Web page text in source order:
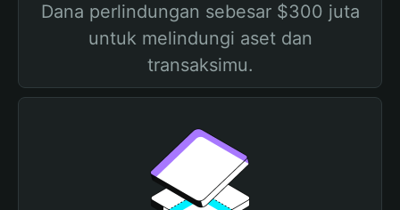
Dana perlindungan sebesar $300 juta
untuk melindungi aset dan
transaksimu.